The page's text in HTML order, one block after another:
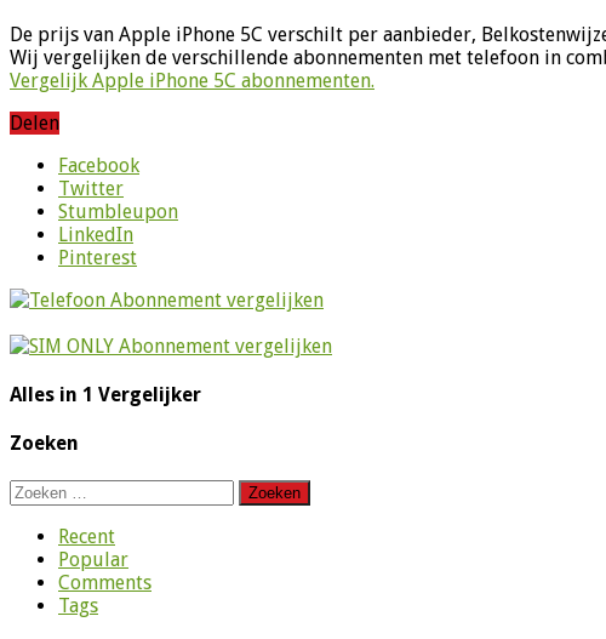
De prijs van Apple iPhone 5C verschilt per aanbieder,
Wij vergelijken de verschillende abonnementen met telefoon in
Vergelijk Apple iPhone 5C abonnementen.
Delen
Facebook
Twitter
Stumbleupon
LinkedIn
Pinterest
Alles in 1 Vergelijker
Zoeken
Zoeken
Recent
Popular
Comments
Tags